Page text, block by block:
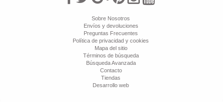
Sobre Nosotros
Envíos y devoluciones
Preguntas Frecuentes
Política de privacidad y cookies
Mapa del sitio
Términos de búsqueda
Búsqueda Avanzada
Contacto
Tiendas
Desarrollo web